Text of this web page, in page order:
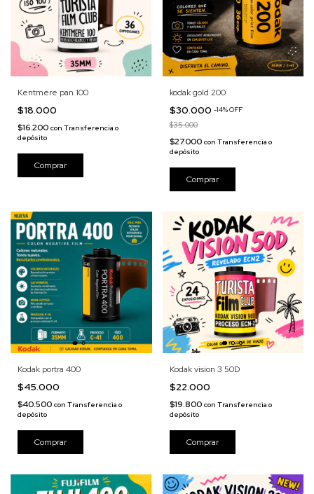
Kentmere pan 100
$18.000
$16.200 con Transferencia o
depósito
kodak gold 200
$30.000 -14%OFF
$35.000
$27.000 con Transferencia o
depósito
Kodak portra 400
$45.000
$40.500 con Transferencia o
depósito
Kodak vision 3 50D
$22.000
$19.800 con Transferencia o
depósito